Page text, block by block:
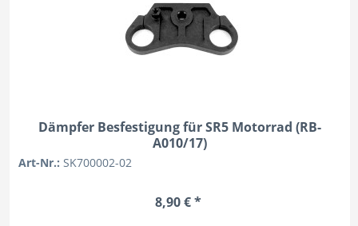
Dämpfer Besfestigung für SR5 Motorrad (RB-
A010/17)
Art-Nr.:SK700002-02
8,90 € *